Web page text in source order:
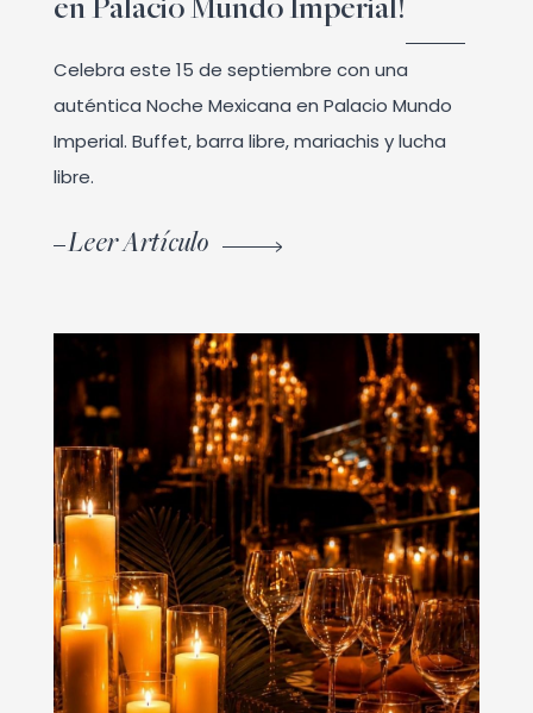
en Palacio Mundo Imperial!
Celebra este 15 de septiembre con una
auténtica Noche Mexicana en Palacio Mundo
Imperial. Buffet, barra libre, mariachis y lucha
libre.
Leer Artículo